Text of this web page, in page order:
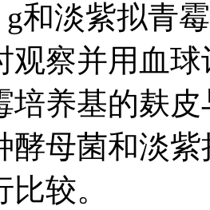
g和淡紫拟青
观察并用血
培养基的麸
酵母菌和淡
较。